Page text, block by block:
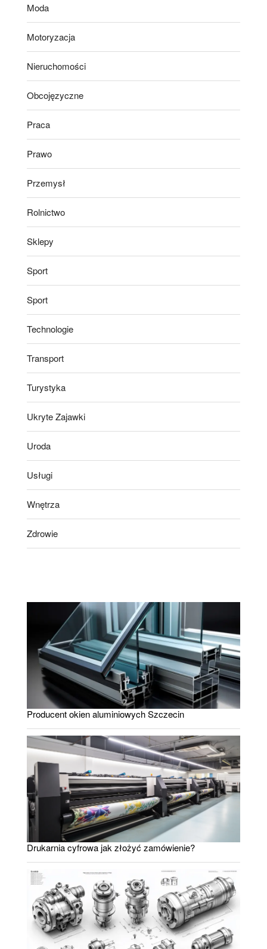
Moda
Motoryzacja
Nieruchomości
Obcojęzyczne
Praca
Prawo
Przemysł
Rolnictwo
Sklepy
Sport
Sport
Technologie
Transport
Turystyka
Ukryte Zajawki
Uroda
Usługi
Wnętrza
Zdrowie
Producent okien aluminiowych Szczecin
Drukarnia cyfrowa jak złożyć zamówienie?